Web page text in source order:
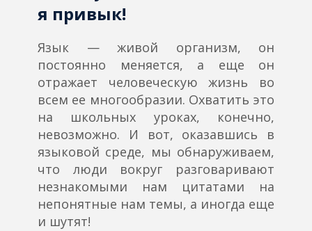
я привык!
Язык — живой организм, он
постоянно меняется, а еще он
отражает человеческую жизнь во
всем ее многообразии. Охватить это
на школьных уроках, конечно,
невозможно. И вот, оказавшись в
языковой среде, мы обнаруживаем,
что люди вокруг разговаривают
незнакомыми нам цитатами на
непонятные нам темы, а иногда еще
и шутят!